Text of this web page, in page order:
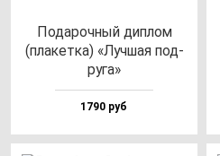
Пода­роч­ный дип­лом
(пла­кет­ка) «Луч­шая под­
ру­га»
1790 руб